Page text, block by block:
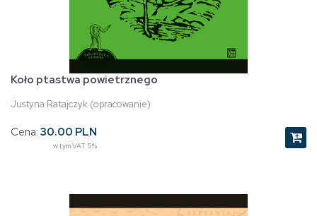
Koło ptastwa powietrznego
Justyna Ratajczyk (opracowanie)
Cena: 30.00 PLN
w tym VAT 5%